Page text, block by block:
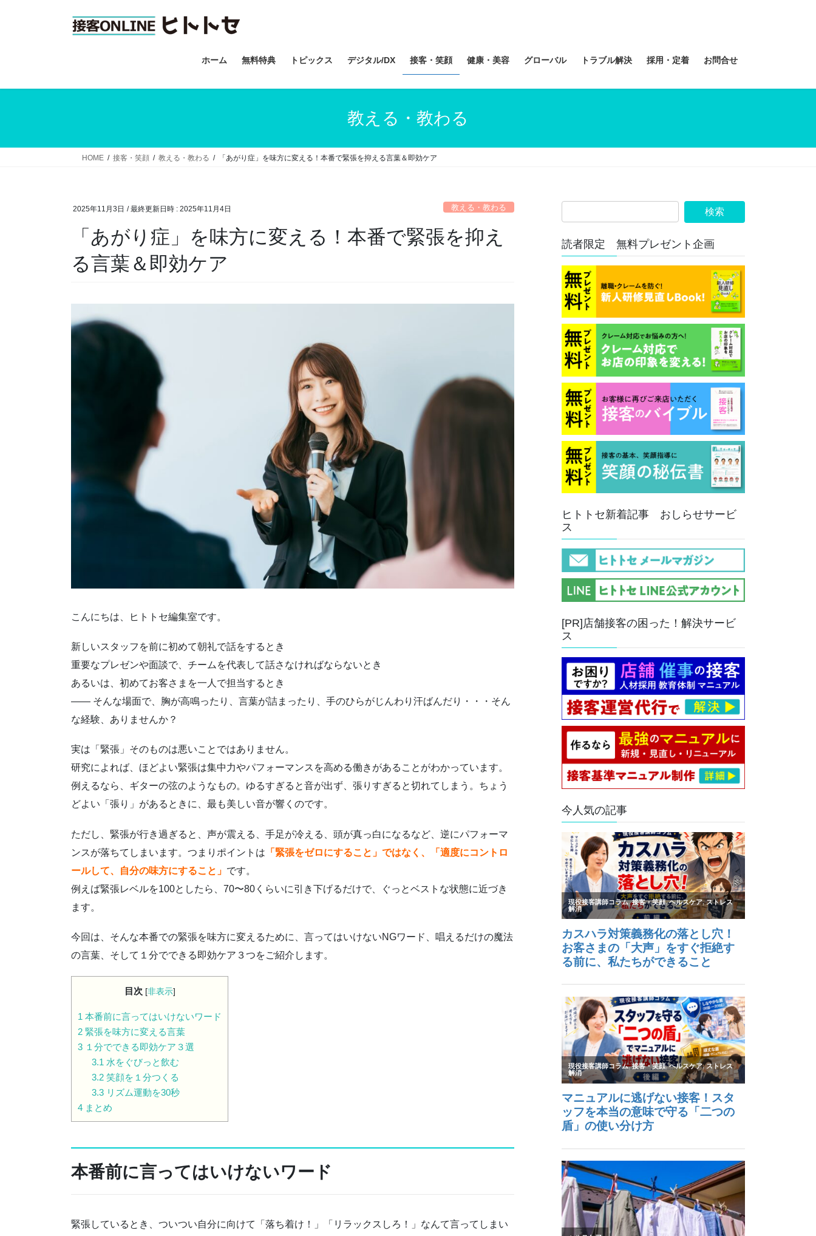
ホーム 無料特典 トピックス デジタル/DX 接客・笑顔 健康・美容 グローバル トラブル解決 採用・定着 お問合せ
教える・教わる
HOME 接客・笑顔 教える・教わる 「あがり症」を味方に変える！本番で緊張を抑える言葉＆即効ケア
2025年11月3日 / 最終更新日時 : 2025年11月4日 教える・教わる
「あがり症」を味方に変える！本番で緊張を抑え
る言葉＆即効ケア
こんにちは、ヒトトセ編集室です。
新しいスタッフを前に初めて朝礼で話をするとき
重要なプレゼンや面談で、チームを代表して話さなければならないとき
あるいは、初めてお客さまを一人で担当するとき
―― そんな場面で、胸が高鳴ったり、言葉が詰まったり、手のひらがじんわり汗ばんだり・・・そん
な経験、ありませんか？
実は「緊張」そのものは悪いことではありません。
研究によれば、ほどよい緊張は集中力やパフォーマンスを高める働きがあることがわかっています。
例えるなら、ギターの弦のようなもの。ゆるすぎると音が出ず、張りすぎると切れてしまう。ちょう
どよい「張り」があるときに、最も美しい音が響くのです。
ただし、緊張が行き過ぎると、声が震える、手足が冷える、頭が真っ白になるなど、逆にパフォーマ
ンスが落ちてしまいます。つまりポイントは 「緊張をゼロにすること」ではなく、「適度にコントロ
ールして、自分の味方にすること」 です。
例えば緊張レベルを100としたら、70〜80くらいに引き下げるだけで、ぐっとベストな状態に近づき
ます。
今回は、そんな本番での緊張を味方に変えるために、言ってはいけないNGワード、唱えるだけの魔法
の言葉、そして１分でできる即効ケア３つをご紹介します。
目次 [非表示]
1 本番前に言ってはいけないワード
2 緊張を味方に変える言葉
3 １分でできる即効ケア３選
3.1 水をぐびっと飲む
3.2笑顔を１分つくる
3.3リズム運動を30秒
4 まとめ
本番前に言ってはいけないワード
緊張しているとき、ついつい自分に向けて「落ち着け！」「リラックスしろ！」なんて言ってしまい
読者限定 無料プレゼント企画
ヒトトセ新着記事 おしらせサービ
ス
[PR]店舗接客の困った！解決サービ
ス
今人気の記事